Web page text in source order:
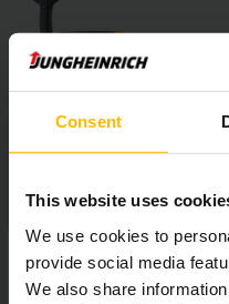
Consent
This website uses
We use cookies to
provide social media
We also share
entretien, longue durée de
temps d’immobilisation.
7j/7 du chariot et permet
sur plusieurs postes.